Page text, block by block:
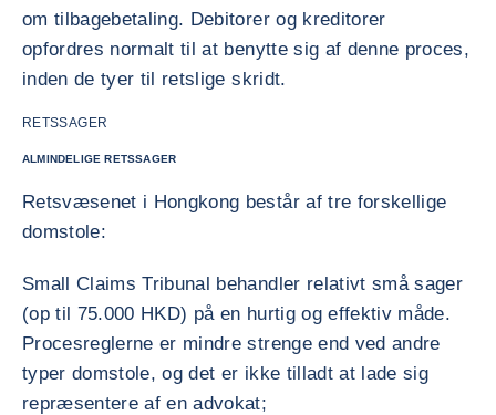
om tilbagebetaling. Debitorer og kreditorer
opfordres normalt til at benytte sig af denne proces,
inden de tyer til retslige skridt.
RETSSAGER
ALMINDELIGE RETSSAGER
Retsvæsenet i Hongkong består af tre forskellige
domstole:
Small Claims Tribunal behandler relativt små sager
(op til 75.000 HKD) på en hurtig og effektiv måde.
Procesreglerne er mindre strenge end ved andre
typer domstole, og det er ikke tilladt at lade sig
repræsentere af en advokat;